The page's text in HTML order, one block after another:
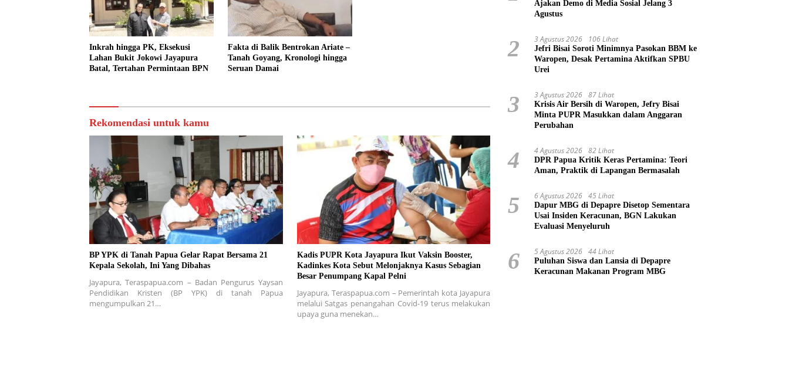
Inkrah hingga PK, Eksekusi
Lahan Bukit Jokowi Jayapura
Batal, Tertahan Permintaan BPN
Fakta di Balik Bentrokan Ariate –
Tanah Goyang, Kronologi hingga
Seruan Damai
Rekomendasi untuk kamu
BP YPK di Tanah Papua Gelar Rapat Bersama 21
Kepala Sekolah, Ini Yang Dibahas
Jayapura, Teraspapua.com – Badan Pengurus Yaysan
Pendidikan Kristen (BP YPK) di tanah Papua
mengumpulkan 21…
Kadis PUPR Kota Jayapura Ikut Vaksin Booster,
Kadinkes Kota Sebut Melonjaknya Kasus Sebagian
Besar Penumpang Kapal Pelni
Jayapura, Teraspapua.com – Pemerintah kota Jayapura
melalui Satgas penangahan Covid-19 terus melakukan
upaya guna menekan…
Ajakan Demo di Media Sosial Jelang 3
Agustus
2 3 Agustus 2026 106 Lihat
Jefri Bisai Soroti Minimnya Pasokan BBM ke
Waropen, Desak Pertamina Aktifkan SPBU
Urei
3 3 Agustus 2026 87 Lihat
Krisis Air Bersih di Waropen, Jefry Bisai
Minta PUPR Masukkan dalam Anggaran
Perubahan
4 4 Agustus 2026 82 Lihat
DPR Papua Kritik Keras Pertamina: Teori
Aman, Praktik di Lapangan Bermasalah
5 6 Agustus 2026 45 Lihat
Dapur MBG di Depapre Disetop Sementara
Usai Insiden Keracunan, BGN Lakukan
Evaluasi Menyeluruh
6 5 Agustus 2026 44 Lihat
Puluhan Siswa dan Lansia di Depapre
Keracunan Makanan Program MBG